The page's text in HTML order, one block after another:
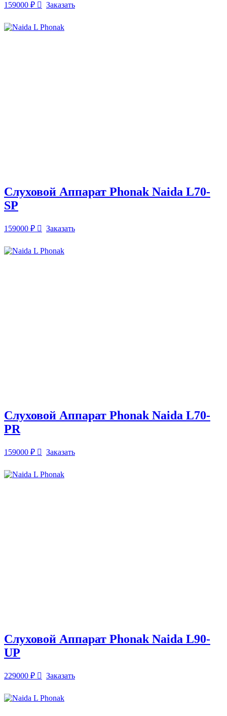
159000 ₽ Заказать
Слуховой Аппарат Phonak Naida L70-
SP
159000 ₽ Заказать
Слуховой Аппарат Phonak Naida L70-
PR
159000 ₽ Заказать
Слуховой Аппарат Phonak Naida L90-
UP
229000 ₽ Заказать